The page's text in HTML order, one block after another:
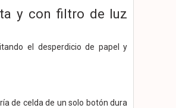
y con filtro de luz
el desperdicio de papel y
de celda de un solo botón dura